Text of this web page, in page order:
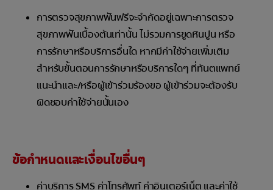
การตรวจสุขภาพฟันฟรีจะจำกัดอยู่เฉพาะการตรวจ
สุขภาพฟันเบื้องต้นเท่านั้น ไม่รวมการขูดหินปูน หรือ
การรักษาหรือบริการอื่นใด หากมีค่าใช้จ่ายเพิ่มเติม
สำหรับขั้นตอนการรักษาหรือบริการใดๆ ที่ทันตแพทย์
แนะนำและ/หรือผู้เข้าร่วมร้องขอ ผู้เข้าร่วมจะต้องรับ
ผิดชอบค่าใช้จ่ายนั้นเอง
ข้อกำหนดและเงื่อนไขอื่นๆ
ค่าบริการ SMS ค่าโทรศัพท์ ค่าอินเตอร์เน็ต และค่าใช้